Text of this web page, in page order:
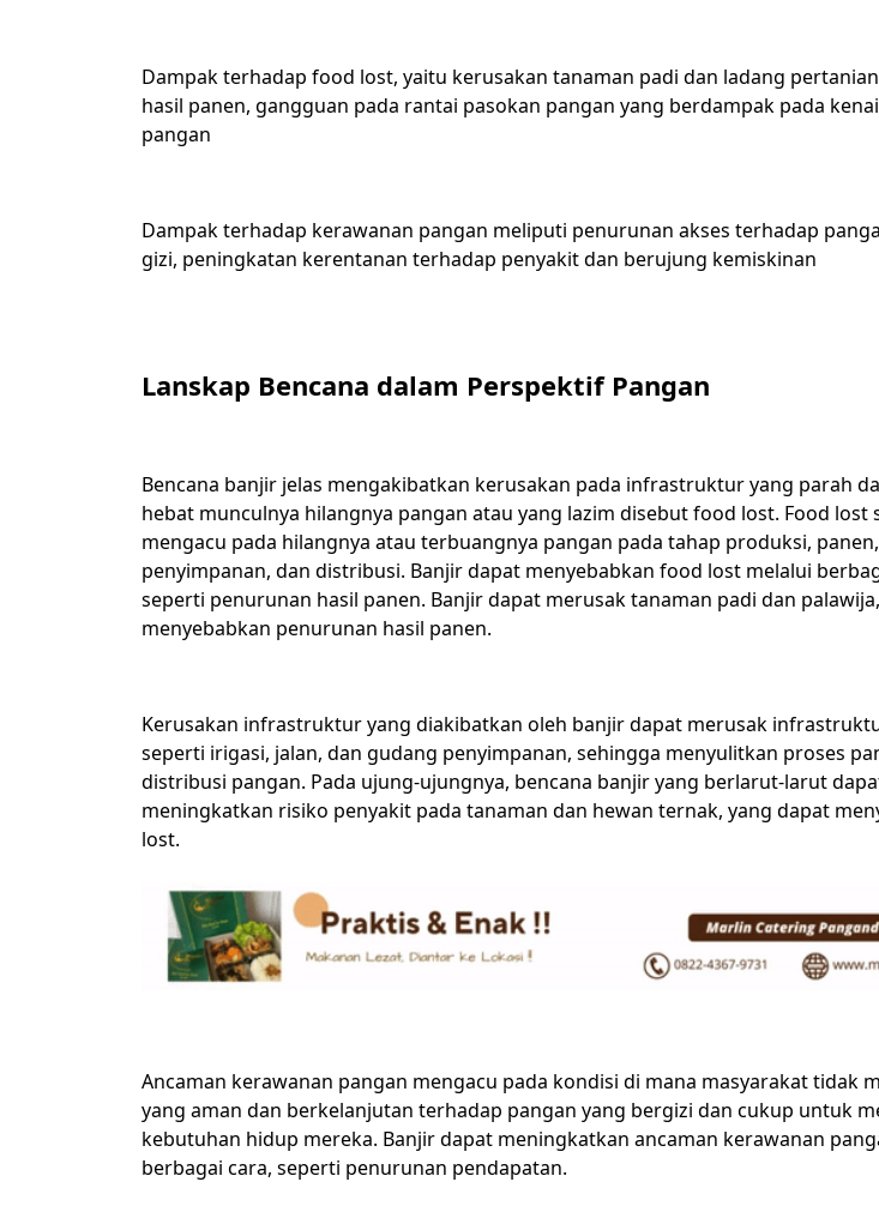
Dampak terhadap food lost, yaitu kerusakan tanaman padi dan ladang
hasil panen, gangguan pada rantai pasokan pangan yang berdampak pada
pangan
Dampak terhadap kerawanan pangan meliputi penurunan akses terhadap
gizi, peningkatan kerentanan terhadap penyakit dan berujung kemiskinan
Lanskap Bencana dalam Perspektif Pangan
Bencana banjir jelas mengakibatkan kerusakan pada infrastruktur yang parah
hebat munculnya hilangnya pangan atau yang lazim disebut food lost. Food lost
mengacu pada hilangnya atau terbuangnya pangan pada tahap produksi,
penyimpanan, dan distribusi. Banjir dapat menyebabkan food lost melalui
seperti penurunan hasil panen. Banjir dapat merusak tanaman padi dan
menyebabkan penurunan hasil panen.
Kerusakan infrastruktur yang diakibatkan oleh banjir dapat merusak
seperti irigasi, jalan, dan gudang penyimpanan, sehingga menyulitkan proses
distribusi pangan. Pada ujung-ujungnya, bencana banjir yang berlarut-larut
meningkatkan risiko penyakit pada tanaman dan hewan ternak, yang dapat
lost.
Ancaman kerawanan pangan mengacu pada kondisi di mana masyarakat tidak
yang aman dan berkelanjutan terhadap pangan yang bergizi dan cukup untuk
kebutuhan hidup mereka. Banjir dapat meningkatkan ancaman kerawanan
berbagai cara, seperti penurunan pendapatan.